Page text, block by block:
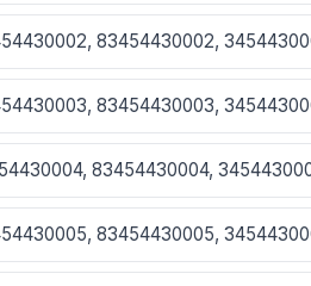
83454430002,
83454430003,
83454430004,
83454430005,